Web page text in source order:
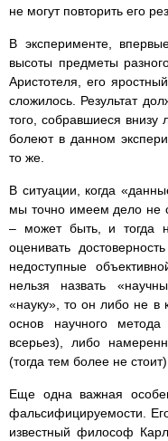
не могут повторить его
В эксперименте,
высоты предметы
Аристотеля, его
сложилось. Результат
того, собравшиеся внизу
болеют в данном
то же.
В ситуации, когда
мы точно имеем дело не
– может быть, и тогда
оценивать
недоступные
нельзя назвать
«науку», то он либо не в
основ научного
всерьез), либо
(тогда тем более не стоит).
Еще одна важная
фальсифицируемости.
известный философ